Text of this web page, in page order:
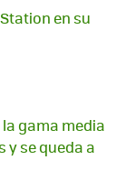
en su
gama media
y se queda a